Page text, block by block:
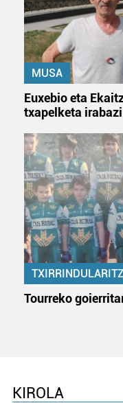
MUSA
Euxebio eta
txapelketa
Tourreko
KIROLA